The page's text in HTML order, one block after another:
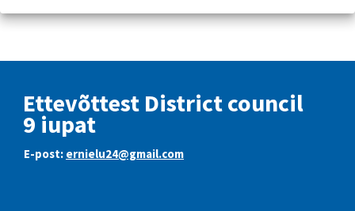
Ettevõttest District council
9 iupat
E-post: ernielu24@gmail.com